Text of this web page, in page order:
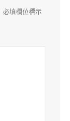
必填欄位標示